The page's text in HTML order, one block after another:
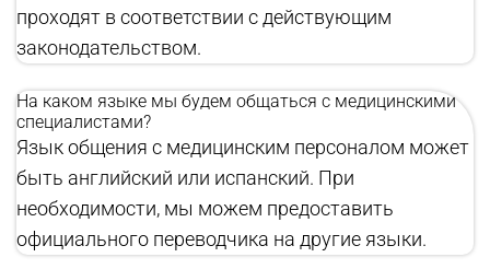
проходят в соответствии с действующим
законодательством.
На каком языке мы будем общаться с медицинскими
специалистами?
Язык общения с медицинским персоналом может
быть английский или испанский. При
необходимости, мы можем предоставить
официального переводчика на другие языки.